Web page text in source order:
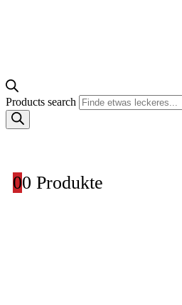
Products search
00 Produkte